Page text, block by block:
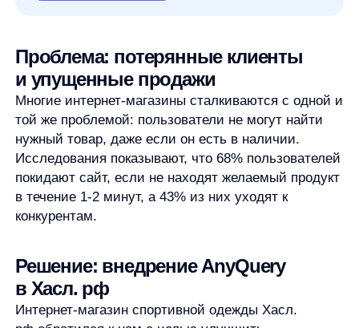
покидают сайт, если не находят желаемый продукт
в течение 1-2 минут, а 43% из них уходят к
конкурентам.
Решение: внедрение AnyQuery
в Хасл. рф
Интернет-магазин спортивной одежды Хасл.
рф обратился к нам с целью улучшить
пользовательский опыт и повысить уровень
удовлетворенности клиентов с помощью системы
интуитивным и быстрым.
До внедрения:
Низкая конверсия из поиска в покупку